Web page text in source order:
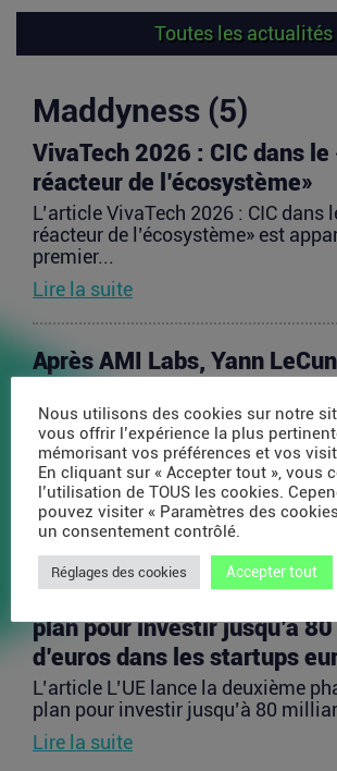
Toutes les actualités
Maddyness (5)
VivaTech 2026 : CIC dans
réacteur de l’écosystème»
L’article VivaTech 2026 : CIC dans
réacteur de l’écosystème» est
premier...
Lire la suite
Après AMI Labs, Yann
dédié à l’IA
L’article Après AMI Labs, Yann
un fonds de 200 millions d’euros
est...
Lire la suite
L’UE lance la deuxième
plan pour investir jusqu’à
d’euros dans les startups
L’article L’UE lance la deuxième
plan pour investir jusqu’à 80
Lire la suite
Nous utilisons des cookies sur notre
vous offrir l’expérience la plus
mémorisant vos préférences et vos
En cliquant sur « Accepter tout », vous
l’utilisation de TOUS les cookies.
pouvez visiter « Paramètres des
un consentement contrôlé.
Réglages des cookies Accepter tout